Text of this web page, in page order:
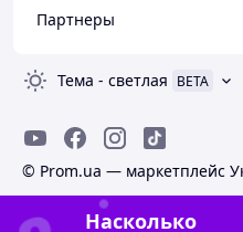
Партнеры
Тема - светлая BETA
© Prom.ua — маркетплейс
Насколько